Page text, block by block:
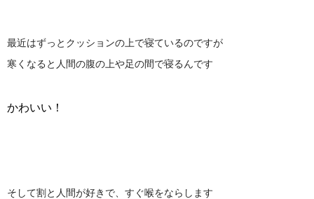
最近はずっとクッションの上で寝ているのですが
寒くなると人間の腹の上や足の間で寝るんです
かわいい！
そして割と人間が好きで、すぐ喉をならします